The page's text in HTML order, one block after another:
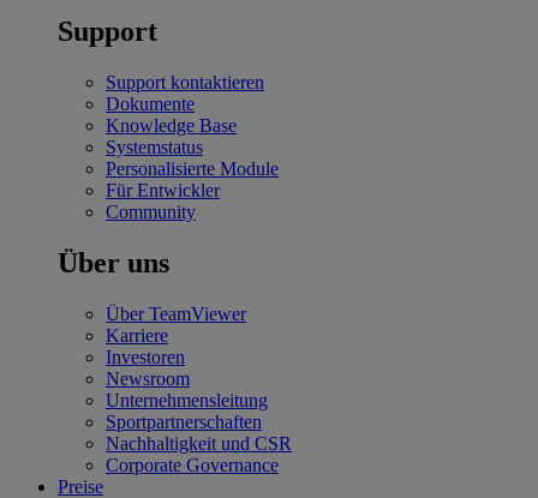
Support
Support kontaktieren
Dokumente
Knowledge Base
Systemstatus
Personalisierte Module
Für Entwickler
Community
Über uns
Über TeamViewer
Karriere
Investoren
Newsroom
Unternehmensleitung
Sportpartnerschaften
Nachhaltigkeit und CSR
Corporate Governance
Preise